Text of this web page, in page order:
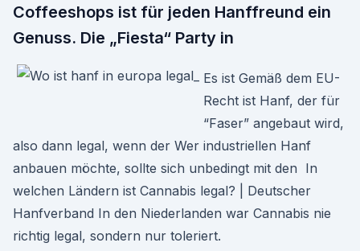
Coffeeshops ist für jeden Hanffreund ein
Genuss. Die „Fiesta“ Party in
Es ist Gemäß dem EU-
Recht ist Hanf, der für
“Faser” angebaut wird,
also dann legal, wenn der Wer industriellen Hanf
anbauen möchte, sollte sich unbedingt mit den In
welchen Ländern ist Cannabis legal? | Deutscher
Hanfverband In den Niederlanden war Cannabis nie
richtig legal, sondern nur toleriert.